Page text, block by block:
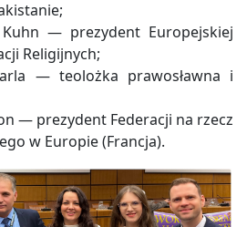
— prezydent Europejskiej
Religijnych;
— teolożka prawosławna i
— prezydent Federacji na rzecz
w Europie (Francja).